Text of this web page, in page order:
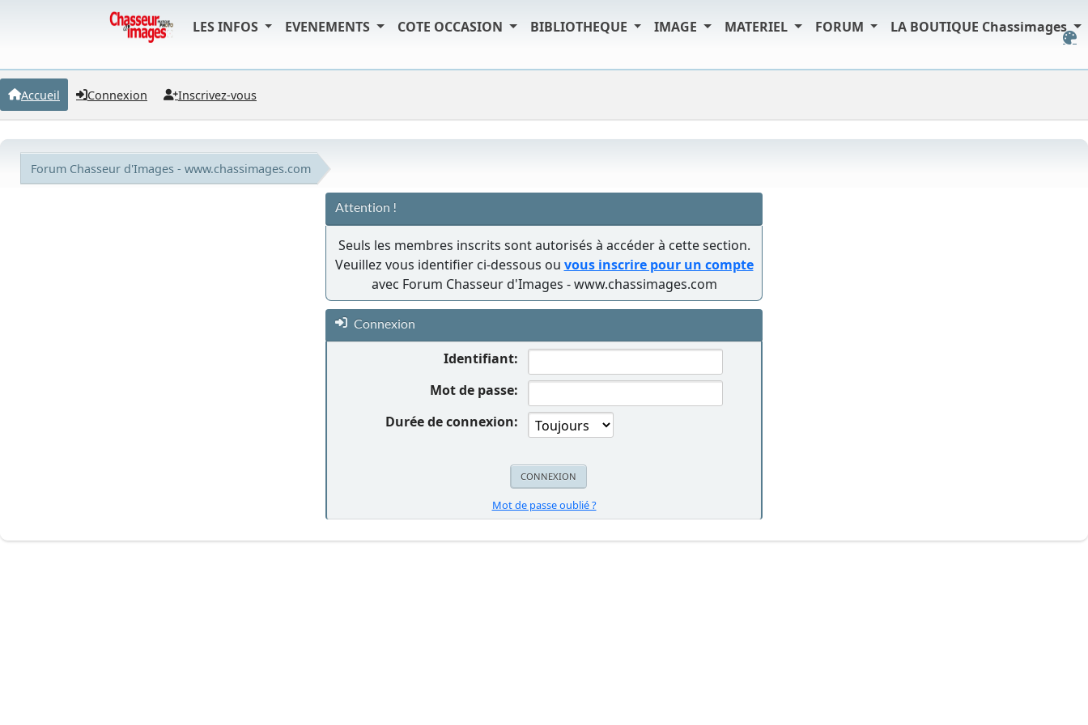
LES INFOS EVENEMENTS COTE OCCASION BIBLIOTHEQUE IMAGE MATERIEL FORUM LA BOUTIQUE Chassimages
Accueil Connexion Inscrivez-vous
Forum Chasseur d'Images - www.chassimages.com
Attention !
Seuls les membres inscrits sont autorisés à accéder à cette section.
Veuillez vous identifier ci-dessous ou vous inscrire pour un compte
avec Forum Chasseur d'Images - www.chassimages.com
Connexion
Identifiant:
Mot de passe:
Durée de connexion:
Mot de passe oublié ?